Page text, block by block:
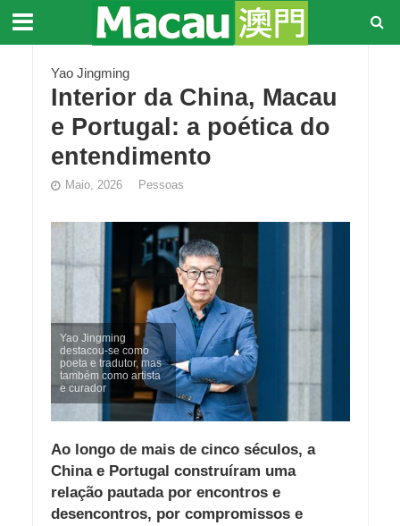
Yao Jingming
Interior da China, Macau
e Portugal: a poética do
entendimento
Maio, 2026 Pessoas
Yao Jingming
destacou-se como
poeta e tradutor, mas
também como artista
e curador
Ao longo de mais de cinco séculos, a
China e Portugal construíram uma
relação pautada por encontros e
desencontros, por compromissos e